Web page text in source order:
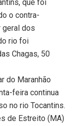
que foi
o contra-
geral dos
rio foi
Chagas, 50
do Maranhão
feira continua
no rio Tocantins.
de Estreito (MA)